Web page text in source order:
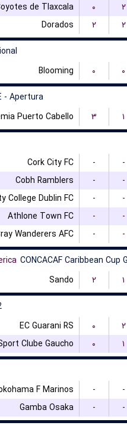
de Tlaxcala
۰ ۲
Dorados
۲ ۲
Blooming
۰ ۰
- Apertura
Puerto Cabello
۳ ۱
Cork City FC
- -
Cobh Ramblers
- -
College Dublin FC
- -
Athlone Town FC
- -
Wanderers AFC
- -
CONCACAF Caribbean Cup
Sando
۲ ۱
EC Guarani RS
۰ ۲
Clube Gaucho
۰ ۱
F Marinos
- -
Gamba Osaka
- -